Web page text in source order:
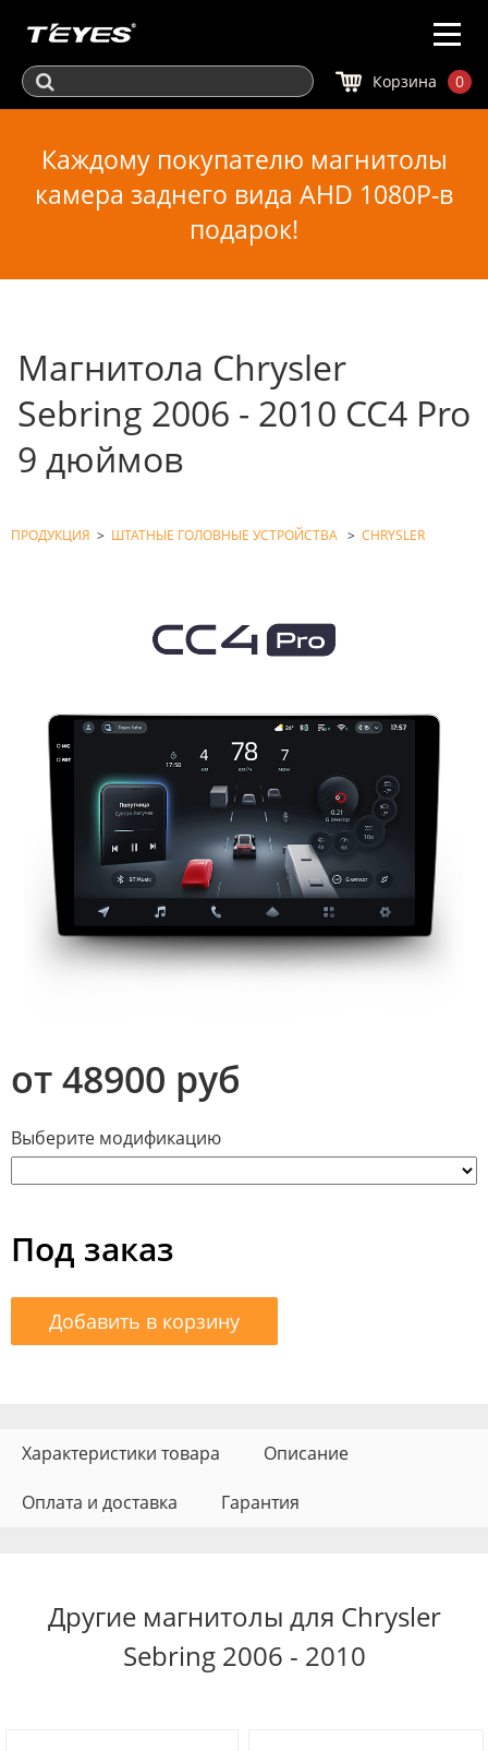
Корзина 0
Каждому покупателю магнитолы
камера заднего вида AHD 1080P-в
подарок!
Магнитола Chrysler
Sebring 2006 - 2010 CC4 Pro
9 дюймов
ПРОДУКЦИЯ > ШТАТНЫЕ ГОЛОВНЫЕ УСТРОЙСТВА > CHRYSLER
от 48900 руб
Выберите модификацию
Под заказ
Добавить в корзину
Характеристики товара Описание
Оплата и доставка Гарантия
Другие магнитолы для Chrysler
Sebring 2006 - 2010